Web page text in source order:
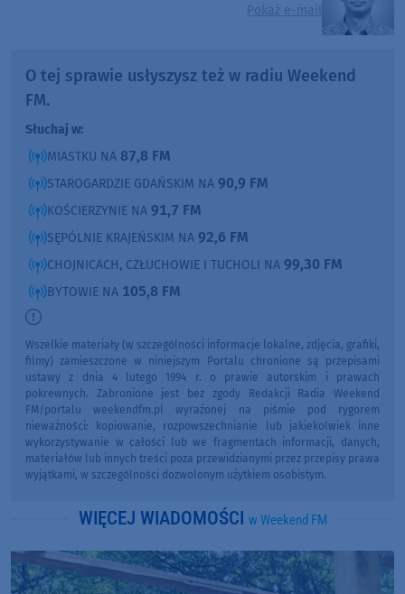
Pokaż e-mail
O tej sprawie usłyszysz też w radiu Weekend
FM.
Słuchaj w:
MIASTKU NA 87,8 FM
STAROGARDZIE GDAŃSKIM NA 90,9 FM
KOŚCIERZYNIE NA 91,7 FM
SĘPÓLNIE KRAJEŃSKIM NA 92,6 FM
CHOJNICACH, CZŁUCHOWIE I TUCHOLI NA 99,30 FM
BYTOWIE NA 105,8 FM
Wszelkie materiały (w szczególności informacje lokalne, zdjęcia, grafiki,
filmy) zamieszczone w niniejszym Portalu chronione są przepisami
ustawy z dnia 4 lutego 1994 r. o prawie autorskim i prawach
pokrewnych. Zabronione jest bez zgody Redakcji Radia Weekend
FM/portalu weekendfm.pl wyrażonej na piśmie pod rygorem
nieważności: kopiowanie, rozpowszechnianie lub jakiekolwiek inne
wykorzystywanie w całości lub we fragmentach informacji, danych,
materiałów lub innych treści poza przewidzianymi przez przepisy prawa
wyjątkami, w szczególności dozwolonym użytkiem osobistym.
WIĘCEJ WIADOMOŚCI w Weekend FM